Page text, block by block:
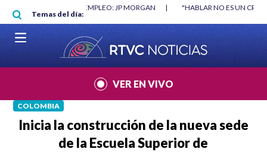
Pasar al contenido principal
Temas del día:
MÍNIMO NO DESTRUYÓ EMPLEO: JP MORGAN |
"HABLAR NO ES UN
MUNDIAL 2026
|
VER EN VIVO
COLOMBIA
Inicia la construcción de la nueva sede
de la Escuela Superior de